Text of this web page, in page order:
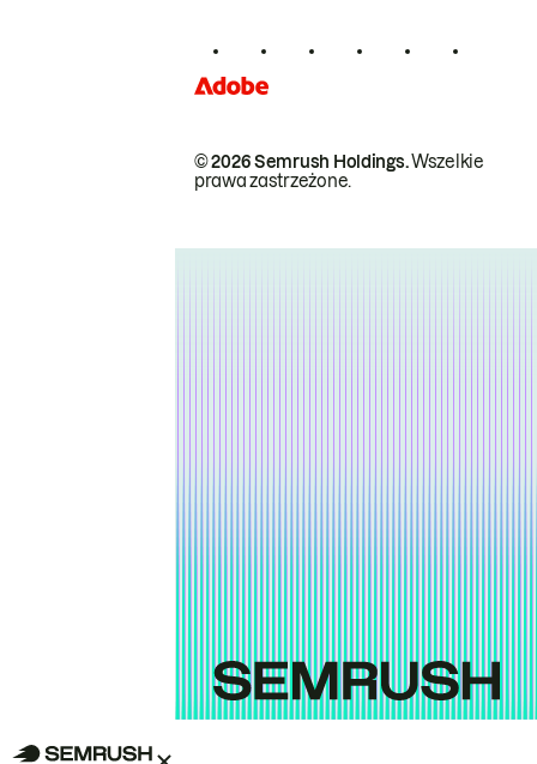
© 2026 Semrush Holdings.Wszelkie
prawa zastrzeżone.